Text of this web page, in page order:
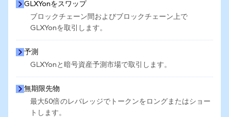
GLXYonをスワップ
ブロックチェーン間およびブロックチェーン上で
GLXYonを取引します。
予測
GLXYonと暗号資産予測市場で取引します。
無期限先物
最大50倍のレバレッジでトークンをロングまたはショー
トします。